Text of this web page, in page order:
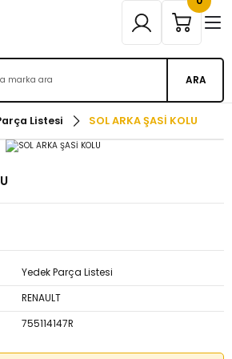
ARA
Listesi SOL ARKA ŞASİ KOLU
Yedek Parça Listesi
RENAULT
755114147R